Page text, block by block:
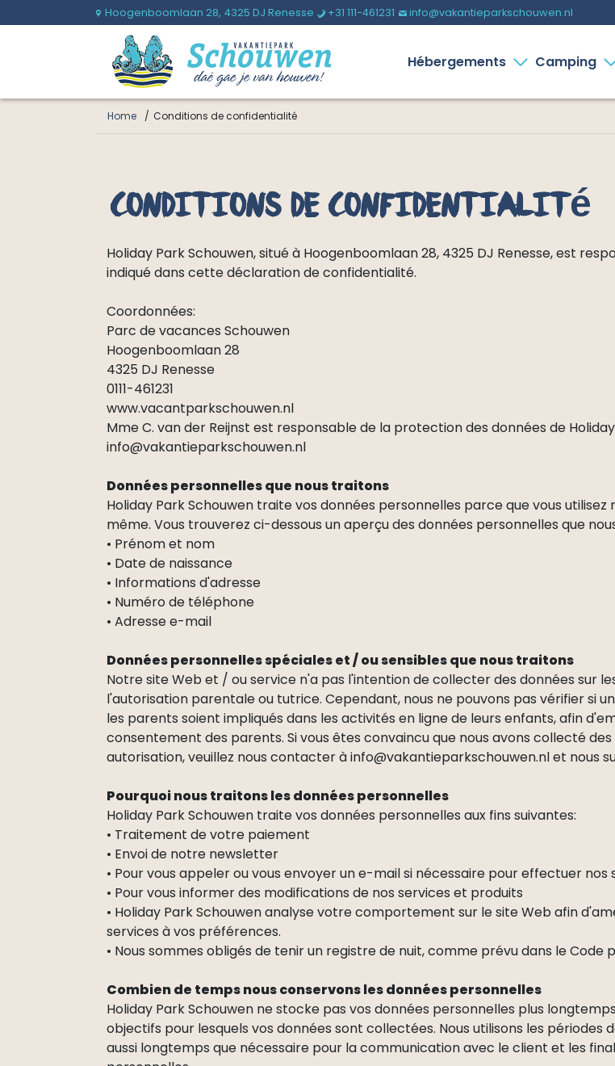
U Hoogenboomlaan 28, 4325 DJ Renesse b+31 111-461231 % info@vakantieparkschouwen.nl
Hébergements Camping
Home Conditions de confidentialité
Conditions de confidentialité
Holiday Park Schouwen, situé à Hoogenboomlaan 28, 4325 DJ Renesse, est
indiqué dans cette déclaration de confidentialité.
Coordonnées:
Parc de vacances Schouwen
Hoogenboomlaan 28
4325 DJ Renesse
0111-461231
www.vacantparkschouwen.nl
Mme C. van der Reijnst est responsable de la protection des données de
info@vakantieparkschouwen.nl
Données personnelles que nous traitons
Holiday Park Schouwen traite vos données personnelles parce que vous
même. Vous trouverez ci-dessous un aperçu des données personnelles que
• Prénom et nom
• Date de naissance
• Informations d'adresse
• Numéro de téléphone
• Adresse e-mail
Données personnelles spéciales et / ou sensibles que nous traitons
Notre site Web et / ou service n'a pas l'intention de collecter des données sur
l'autorisation parentale ou tutrice. Cependant, nous ne pouvons pas vérifier si
les parents soient impliqués dans les activités en ligne de leurs enfants, afin
consentement des parents. Si vous êtes convaincu que nous avons collecté
autorisation, veuillez nous contacter à info@vakantieparkschouwen.nl et nous
Pourquoi nous traitons les données personnelles
Holiday Park Schouwen traite vos données personnelles aux fins suivantes:
• Traitement de votre paiement
• Envoi de notre newsletter
• Pour vous appeler ou vous envoyer un e-mail si nécessaire pour effectuer nos
• Pour vous informer des modifications de nos services et produits
• Holiday Park Schouwen analyse votre comportement sur le site Web afin
services à vos préférences.
• Nous sommes obligés de tenir un registre de nuit, comme prévu dans le
Combien de temps nous conservons les données personnelles
Holiday Park Schouwen ne stocke pas vos données personnelles plus
objectifs pour lesquels vos données sont collectées. Nous utilisons les
aussi longtemps que nécessaire pour la communication avec le client et les